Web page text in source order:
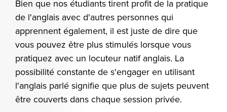
Bien que nos étudiants tirent profit de la pratique
de l'anglais avec d'autres personnes qui
apprennent également, il est juste de dire que
vous pouvez être plus stimulés lorsque vous
pratiquez avec un locuteur natif anglais. La
possibilité constante de s'engager en utilisant
l'anglais parlé signifie que plus de sujets peuvent
être couverts dans chaque session privée.